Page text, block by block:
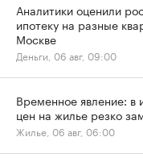
Аналитики оценили
ипотеку на разные
Москве
Деньги, 06 авг, 09:00
Временное явление: в
цен на жилье резко
Жилье, 06 авг, 06:00